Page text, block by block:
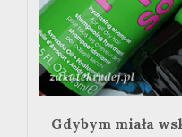
Gdybym miała